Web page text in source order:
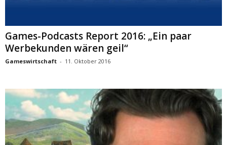
Games-Podcasts Report 2016: „Ein paar
Werbekunden wären geil“
Gameswirtschaft - 11. Oktober 2016